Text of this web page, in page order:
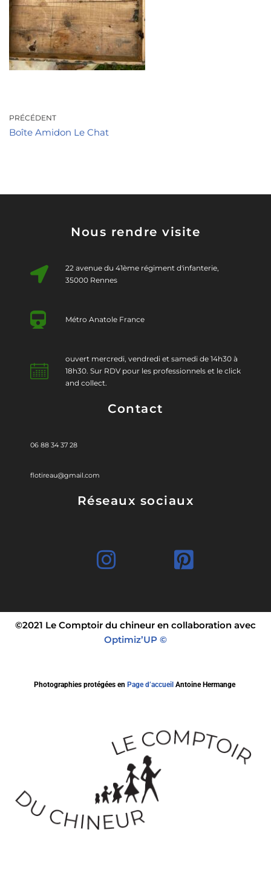
PRÉCÉDENT
Boîte Amidon Le Chat
Nous rendre visite
22 avenue du 41ème régiment d'infanterie,
35000 Rennes
Métro Anatole France
ouvert mercredi, vendredi et samedi de 14h30 à
18h30. Sur RDV pour les professionnels et le click
and collect.
Contact
06 88 34 37 28
flotireau@gmail.com
Réseaux sociaux
©2021 Le Comptoir du chineur en collaboration avec
Optimiz’UP ©
Photographies protégées en Page d’accueil Antoine Hermange